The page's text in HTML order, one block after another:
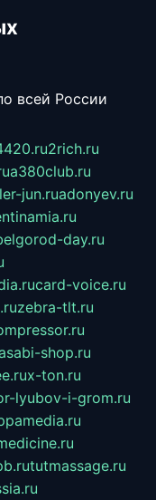
всей России
2rich.ru
a380club.ru
jun.ruadonyev.ru
day.ru
card-voice.ru
zebra-tlt.ru
shop.ru
x-ton.ru
lyubov-i-grom.ru
tutmassage.ru